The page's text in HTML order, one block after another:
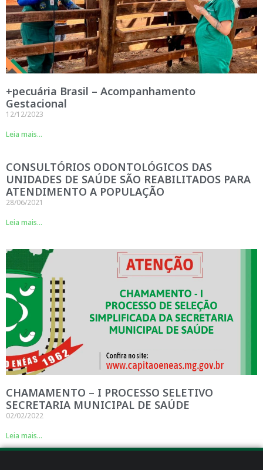
+pecuária Brasil – Acompanhamento
Gestacional
12/12/2023
Leia mais...
CONSULTÓRIOS ODONTOLÓGICOS DAS
UNIDADES DE SAÚDE SÃO REABILITADOS PARA
ATENDIMENTO A POPULAÇÃO
28/06/2021
Leia mais...
CHAMAMENTO – I PROCESSO SELETIVO
SECRETARIA MUNICIPAL DE SAÚDE
02/02/2022
Leia mais...